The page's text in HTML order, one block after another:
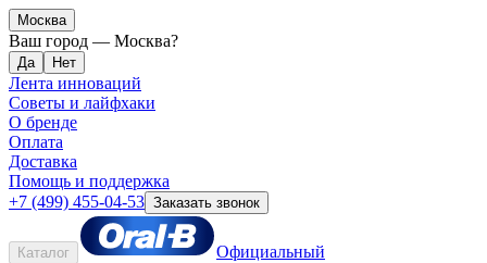
Москва
Ваш город — Москва?
Лента инноваций
Советы и лайфхаки
О бренде
Оплата
Доставка
Помощь и поддержка
+7 (499) 455-04-53 Заказать звонок
Каталог
Официальный